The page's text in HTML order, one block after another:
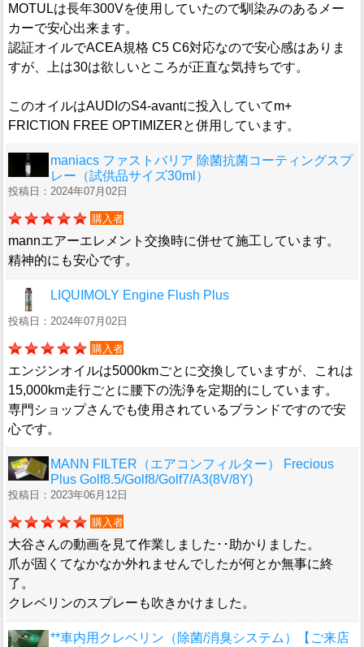
MOTULは長年300Vを使用していたので馴染みのあるメー
カーで安心出来ます。
認証オイルでACEA規格 C5 C6対応なので安心感はありま
すが、上は30は欲しいところが正直な気持ちです。
このオイルはAUDIのS4-avantに投入していてm+
FRICTION FREE OPTIMIZERと併用しています。
maniacs ファストバリア 除菌抗菌コーティングスプ
レー（試供品サイズ30ml）
投稿日：2024年07月02日
購入者
mannエアーエレメント交換時に併せて施工しています。
精神的にも安心です。
LIQUIMOLY Engine Flush Plus
投稿日：2024年07月02日
購入者
エンジンオイルは5000kmごとに交換していますが、これは
15,000km走行ごとに腰下の洗浄を定期的にしています。
専門ショップさんでも使用されているブランドですので安
心です。
MANN FILTER（エアコンフィルター） Frecious
Plus Golf8.5/Golf8/Golf7/A3(8V/8Y)
投稿日：2023年06月12日
購入者
大谷さんの動画を見て作業しました･･助かりました。
爪が固くてなかなか外れませんでしたが何とか無事に終
了。
クレベリンのスプレーも吹きかけました。
**車内用クレベリン（除菌/消臭システム）【ご来店